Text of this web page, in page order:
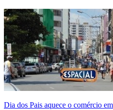
Dia dos Pais aquece o comércio